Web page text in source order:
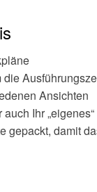
Ansichten
Ihr
gepackt, damit